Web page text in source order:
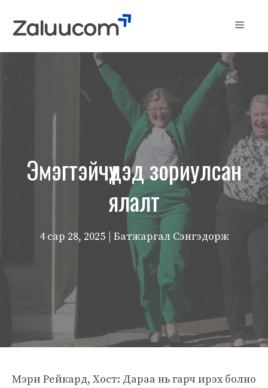
Menu
Эмэгтэйчүүдэд зориулсан
ялалт
4 сар 28, 2025 | Батжаргал Сэнгэдорж
Мэри Рейкард, Хост: Дараа нь гарч ирэх болно